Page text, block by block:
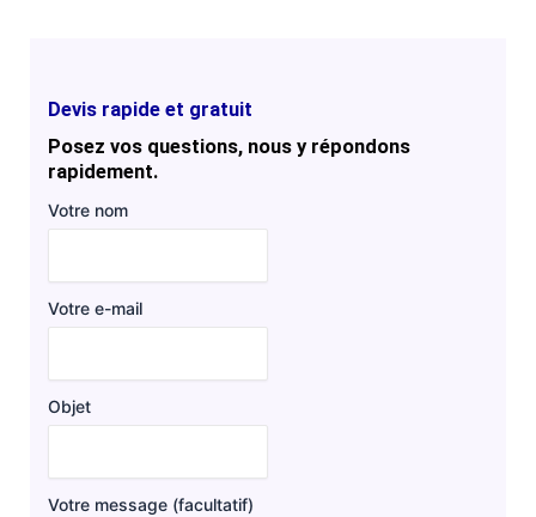
Devis rapide et gratuit
Posez vos questions, nous y répondons
rapidement.
Votre nom
Votre e-mail
Objet
Votre message (facultatif)